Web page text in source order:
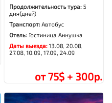
Продолжительность тура: 5
дня(дней)
Транспорт:Автобус
Отель: Гостиница Аннушка
Даты выезда:13.08, 20.08,
27.08, 10.09, 17.09, 24.09
от 75$ + 300р.